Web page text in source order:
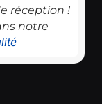
réception !
notre